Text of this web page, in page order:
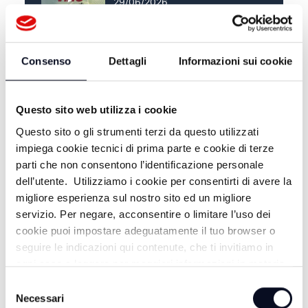
Consenso Dettagli Informazioni sui cookie
Questo sito web utilizza i cookie
Questo sito o gli strumenti terzi da questo utilizzati
impiega cookie tecnici di prima parte e cookie di terze
parti che non consentono l’identificazione personale
dell’utente. Utilizziamo i cookie per consentirti di avere la
migliore esperienza sul nostro sito ed un migliore
servizio. Per negare, acconsentire o limitare l’uso dei
cookie puoi impostare adeguatamente il tuo browser o
seguire le indicazioni qui contenute, che ti invitiamo in
ogni caso a leggere per maggiori informazioni in materia
delNecessari
ALTRE NOTIZIE TUTTE LE NOTIZIE